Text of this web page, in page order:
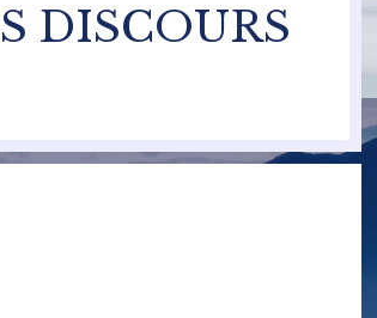
DISCOURS